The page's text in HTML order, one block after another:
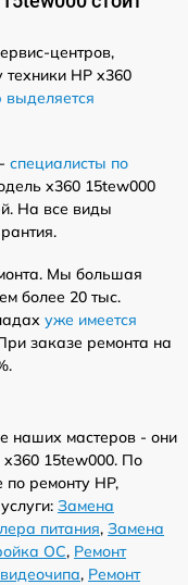
центров,
HP x360
специалисты по
x360 15tew000
На все виды
Мы большая
более 20 тыс.
уже имеется
заказе ремонта на
наших мастеров - они
x360 15tew000. По
ремонту HP,
Замена
питания, Замена
ОС, Ремонт
, Ремонт